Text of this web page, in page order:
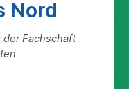
Nord
der Fachschaft